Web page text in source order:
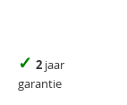
✓ 2 jaar
garantie